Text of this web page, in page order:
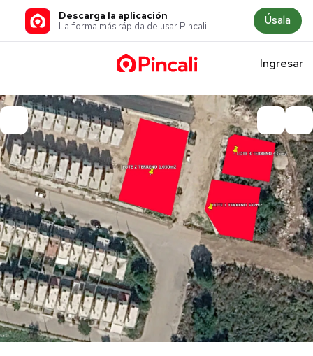
Descarga la aplicación
La forma más rápida de usar Pincali Úsala
Ingresar